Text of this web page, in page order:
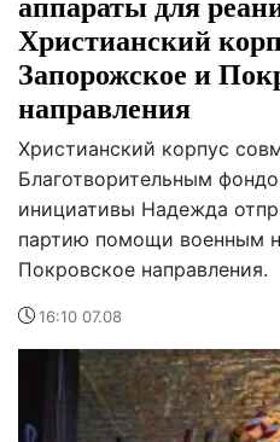
Христианский
Запорожское и
направления
Христианский корпус
Благотворительным
инициативы Надежда
партию помощи военным
Покровское направления.
16:10 07.08